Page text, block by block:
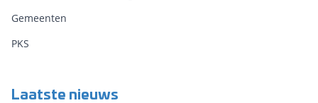
Gemeenten
PKS
Laatste nieuws